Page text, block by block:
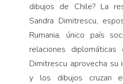
dibujos de Chile? La
Sandra Dimitrescu,
Rumania, único país
relaciones
Dimitrescu aprovecha su
y los dibujos cruzan